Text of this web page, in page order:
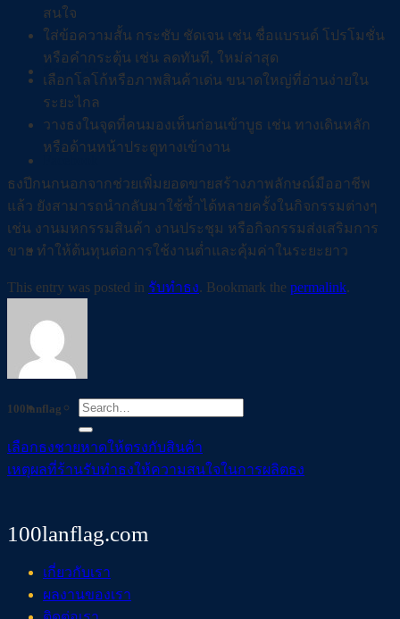
ติดต่อเรา
Tiktok
Youtube
สนใจ
ใส่ข้อความสั้น กระชับ ชัดเจน เช่น ชื่อแบรนด์ โปรโมชั่น
หรือคำกระตุ้น เช่น ลดทันที, ใหม่ล่าสุด
เลือกโลโก้หรือภาพสินค้าเด่น ขนาดใหญ่ที่อ่านง่ายใน
ระยะไกล
วางธงในจุดที่คนมองเห็นก่อนเข้าบูธ เช่น ทางเดินหลัก
หรือด้านหน้าประตูทางเข้างาน
ธงปีกนกนอกจากช่วยเพิ่มยอดขายสร้างภาพลักษณ์มืออาชีพ
แล้ว ยังสามารถนำกลับมาใช้ซ้ำได้หลายครั้งในกิจกรรมต่างๆ
เช่น งานมหกรรมสินค้า งานประชุม หรือกิจกรรมส่งเสริมการ
ขาย ทำให้ต้นทุนต่อการใช้งานต่ำและคุ้มค่าในระยะยาว
This entry was posted in รับทำธง. Bookmark the permalink.
100lanflag
เลือกธงชายหาดให้ตรงกับสินค้า
เหตุผลที่ร้านรับทำธงให้ความสนใจในการผลิตธง
100lanflag.com
เกี่ยวกับเรา
ผลงานของเรา